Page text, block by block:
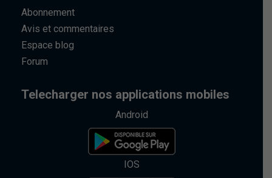
Abonnement
Avis et commentaires
Espace blog
Forum
Telecharger nos applications mobiles
Android
IOS